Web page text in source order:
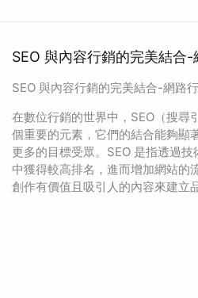
SEO 與內容行銷的完美結合-
SEO 與內容行銷的完美結合-網路
在數位行銷的世界中，SEO（搜尋
個重要的元素，它們的結合能夠顯
更多的目標受眾。SEO 是指透過
中獲得較高排名，進而增加網站的
創作有價值且吸引人的內容來建立